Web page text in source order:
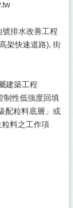
排水改善工程
架快速道路), 街
建築工程
制性低強度回填
配粒料底層」或
粒料之工作項